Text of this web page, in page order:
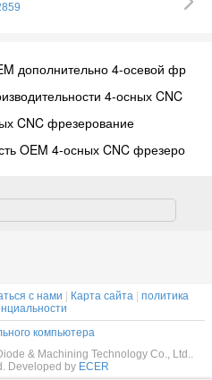
дополнительно 4-осевой
4-осных CNC
CNC фрезерование
OEM 4-осных CNC
4-осевой фрезерный ЧПУ
с нами Карта сайта
политика
компьютера
& Machining Technology Co., Ltd..
Developed by ECER